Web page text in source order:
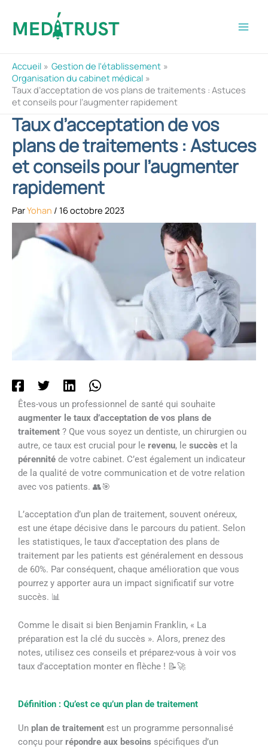
contenu
Accueil
Gestion de l'établissement
Organisation du cabinet médical
Taux d’acceptation de vos plans de traitements : Astuces
et conseils pour l’augmenter rapidement
Taux d’acceptation de vos
plans de traitements : Astuces
et conseils pour l’augmenter
rapidement
ParYohan / 16 octobre 2023
Êtes-vous un professionnel de santé qui souhaite
augmenter le taux d’acceptation de vos plans de
traitement ? Que vous soyez un dentiste, un chirurgien ou
autre, ce taux est crucial pour le revenu, le succès et la
pérennité de votre cabinet. C’est également un indicateur
de la qualité de votre communication et de votre relation
avec vos patients. 👥🎯
L’acceptation d’un plan de traitement, souvent onéreux,
est une étape décisive dans le parcours du patient. Selon
les statistiques, le taux d’acceptation des plans de
traitement par les patients est généralement en dessous
de 60%. Par conséquent, chaque amélioration que vous
pourrez y apporter aura un impact significatif sur votre
succès. 📊
Comme le disait si bien Benjamin Franklin, « La
préparation est la clé du succès ». Alors, prenez des
notes, utilisez ces conseils et préparez-vous à voir vos
taux d’acceptation monter en flèche ! 📝🚀
Définition : Qu’est ce qu’un plan de traitement
Un plan de traitement est un programme personnalisé
conçu pour répondre aux besoins spécifiques d’un